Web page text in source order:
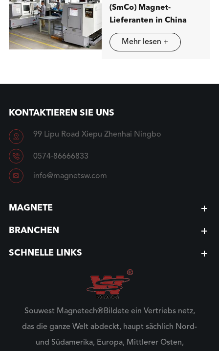
(SmCo) Magnet-
Lieferanten in China
Mehr lesen +
KONTAKTIEREN SIE UNS
 99 Lipu Road Xiepu Zhenhai Ningbo
 0574-86666833
 info@magnetsw.com
MAGNETE
BRANCHEN
SCHNELLE LINKS
Souwest Magnetech®Bildete ein Vertriebs netz,
das die ganze Welt abdeckt, haupt sächlich Nord-
und Südamerika, Europa, Mittlerer Osten,